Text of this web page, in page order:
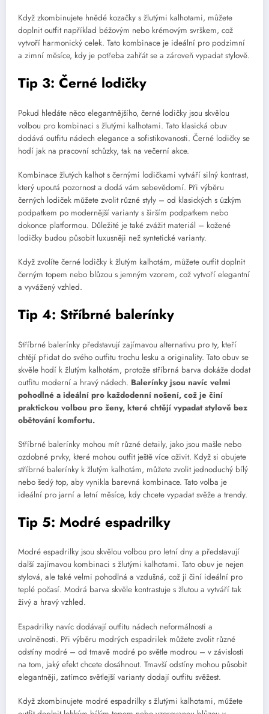
Když zkombinujete hnědé kozačky s žlutými kalhotami, můžete
doplnit outfit například béžovým nebo krémovým svrškem, což
vytvoří harmonický celek. Tato kombinace je ideální pro podzimní
a zimní měsíce, kdy je potřeba zahřát se a zároveň vypadat stylově.
Tip 3: Černé lodičky
Pokud hledáte něco elegantnějšího, černé lodičky jsou skvělou
volbou pro kombinaci s žlutými kalhotami. Tato klasická obuv
dodává outfitu nádech elegance a sofistikovanosti. Černé lodičky se
hodí jak na pracovní schůzky, tak na večerní akce.
Kombinace žlutých kalhot s černými lodičkami vytváří silný kontrast,
který upoutá pozornost a dodá vám sebevědomí. Při výběru
černých lodiček můžete zvolit různé styly – od klasických s úzkým
podpatkem po modernější varianty s širším podpatkem nebo
dokonce platformou. Důležité je také zvážit materiál – kožené
lodičky budou působit luxusněji než syntetické varianty.
Když zvolíte černé lodičky k žlutým kalhotám, můžete outfit doplnit
černým topem nebo blůzou s jemným vzorem, což vytvoří elegantní
a vyvážený vzhled.
Tip 4: Stříbrné balerínky
Stříbrné balerínky představují zajímavou alternativu pro ty, kteří
chtějí přidat do svého outfitu trochu lesku a originality. Tato obuv se
skvěle hodí k žlutým kalhotám, protože stříbrná barva dokáže dodat
outfitu moderní a hravý nádech. Balerínky jsou navíc velmi
pohodlné a ideální pro každodenní nošení, což je činí
praktickou volbou pro ženy, které chtějí vypadat stylově bez
obětování komfortu.
Stříbrné balerínky mohou mít různé detaily, jako jsou mašle nebo
ozdobné prvky, které mohou outfit ještě více oživit. Když si obujete
stříbrné balerínky k žlutým kalhotám, můžete zvolit jednoduchý bílý
nebo šedý top, aby vynikla barevná kombinace. Tato volba je
ideální pro jarní a letní měsíce, kdy chcete vypadat svěže a trendy.
Tip 5: Modré espadrilky
Modré espadrilky jsou skvělou volbou pro letní dny a představují
další zajímavou kombinaci s žlutými kalhotami. Tato obuv je nejen
stylová, ale také velmi pohodlná a vzdušná, což ji činí ideální pro
teplé počasí. Modrá barva skvěle kontrastuje s žlutou a vytváří tak
živý a hravý vzhled.
Espadrilky navíc dodávají outfitu nádech neformálnosti a
uvolněnosti. Při výběru modrých espadrilek můžete zvolit různé
odstíny modré – od tmavě modré po světle modrou – v závislosti
na tom, jaký efekt chcete dosáhnout. Tmavší odstíny mohou působit
elegantněji, zatímco světlejší varianty dodají outfitu svěžest.
Když zkombinujete modré espadrilky s žlutými kalhotami, můžete